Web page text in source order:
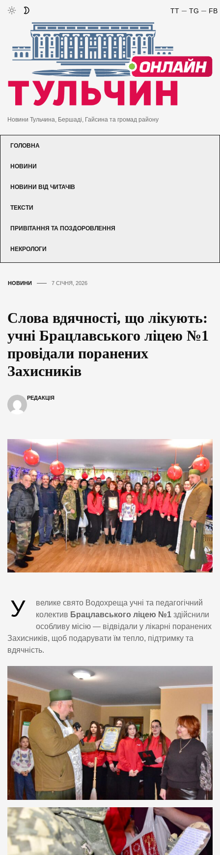
FB
TG
TT
Новини Тульчина, Бершаді, Гайсина та громад району
ГОЛОВНА
НОВИНИ
НОВИНИ ВІД ЧИТАЧІВ
ТЕКСТИ
ПРИВІТАННЯ ТА ПОЗДОРОВЛЕННЯ
НЕКРОЛОГИ
НОВИНИ 7 СІЧНЯ, 2026
Слова вдячності, що лікують:
учні Брацлавського ліцею №1
провідали поранених
Захисників
РЕДАКЦІЯ
У
велике свято Водохреща учні та педагогічний
колектив Брацлавського ліцею №1 здійснили
особливу місію — відвідали у лікарні поранених
Захисників, щоб подарувати їм тепло, підтримку та
вдячність.